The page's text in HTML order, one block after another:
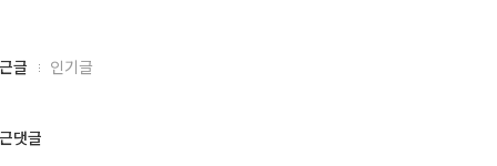
글 인기글
댓글